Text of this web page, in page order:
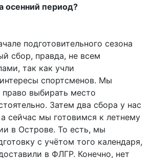
осенний период?
подготовительного сезона
сбор, правда, не всем
так как учли
спортсменов. Мы
выбирать место
Затем два сбора у нас
сейчас мы готовимся к летнему
в Острове. То есть, мы
с учётом того календаря,
в ФЛГР. Конечно, нет